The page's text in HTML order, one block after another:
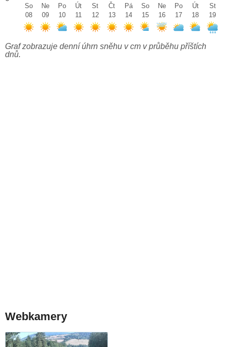
So
08
Ne
09
Po
10
Út
11
St
12
Čt
13
Pá
14
So
15
Ne
16
Po
17
Út
18
St
19
Graf zobrazuje denní úhrn sněhu v cm v průběhu příštích
dnů.
Webkamery